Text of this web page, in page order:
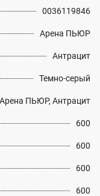
0036119846
Арена ПЬЮР
Антрацит
Темно-серый
Арена ПЬЮР, Антрацит
600
600
600
600